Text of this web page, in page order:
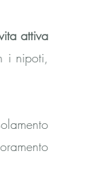
attiva
i nipoti,